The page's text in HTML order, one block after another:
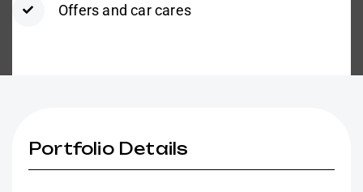
Offers and car cares
Portfolio Details